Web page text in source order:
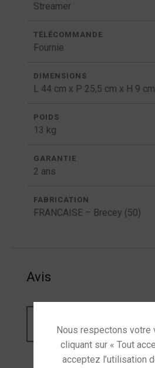
Streamer
TÉLÉCOMMANDE
Fournie
DIMENSIONS
L 44 cm x P 25,5 cm x H 9 cm
POIDS
13 kg
GARANTIE
2 ans
FABRICATION
FRANCAISE – Brecey (50)
Avis
Il n’y pas encore d’avis.